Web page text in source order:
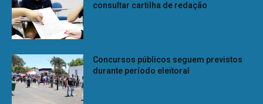
consultar cartilha de redação
Concursos públicos seguem previstos
durante período eleitoral